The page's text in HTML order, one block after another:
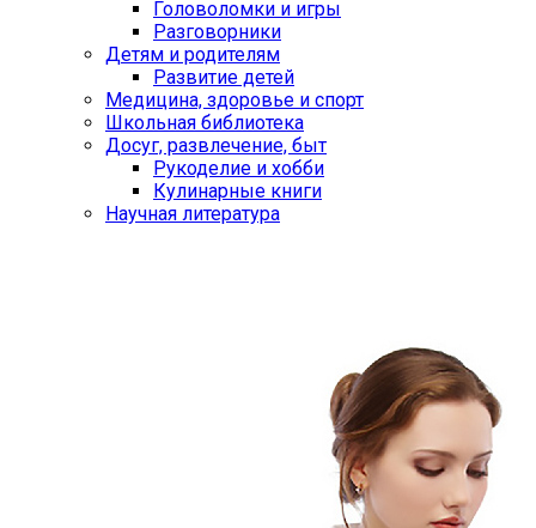
Головоломки и игры
Разговорники
Детям и родителям
Развитие детей
Медицина, здоровье и спорт
Школьная библиотека
Досуг, развлечение, быт
Рукоделие и хобби
Кулинарные книги
Научная литература